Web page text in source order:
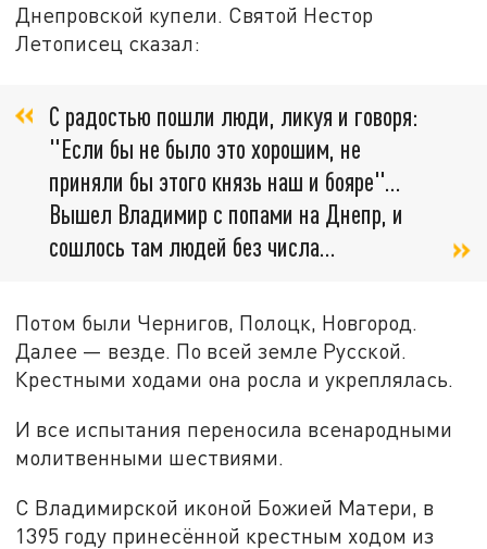
Днепровской купели. Святой Нестор
Летописец сказал:
С радостью пошли люди, ликуя и говоря:
"Если бы не было это хорошим, не
приняли бы этого князь наш и бояре"...
Вышел Владимир с попами на Днепр, и
сошлось там людей без числа…
Потом были Чернигов, Полоцк, Новгород.
Далее — везде. По всей земле Русской.
Крестными ходами она росла и укреплялась.
И все испытания переносила всенародными
молитвенными шествиями.
С Владимирской иконой Божией Матери, в
1395 году принесённой крестным ходом из